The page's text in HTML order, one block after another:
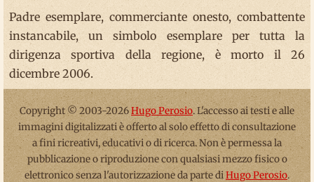
Padre esemplare, commerciante onesto, combattente
instancabile, un simbolo esemplare per tutta la
dirigenza sportiva della regione, è morto il 26
dicembre 2006.
Copyright © 2003-2026Hugo Perosio. L'accesso ai testi e alle
immagini digitalizzati è offerto al solo effetto di consultazione
a fini ricreativi, educativi o di ricerca. Non è permessa la
pubblicazione o riproduzione con qualsiasi mezzo fisico o
elettronico senza l'autorizzazione da parte diHugo Perosio.